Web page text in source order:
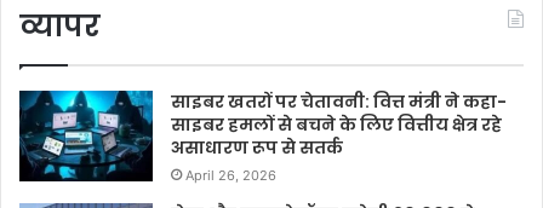
व्यापर
साइबर खतरों पर चेतावनी: वित्त मंत्री ने कहा-
साइबर हमलों से बचने के लिए वित्तीय क्षेत्र रहे
असाधारण रूप से सतर्क
April 26, 2026